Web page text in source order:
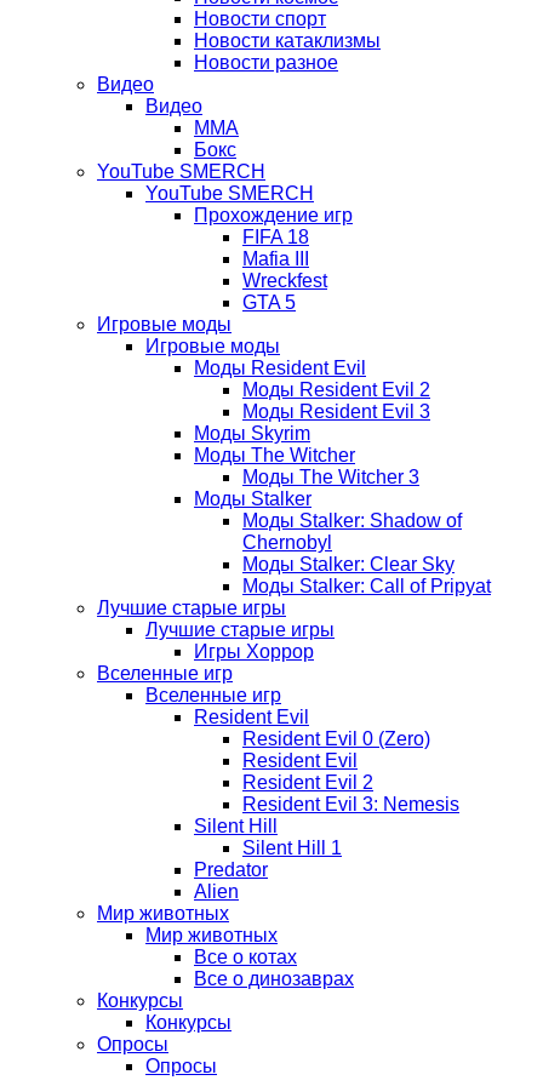
Новости спорт
Новости катаклизмы
Новости разное
Видео
Видео
ММА
Бокс
YouTube SMERCH
YouTube SMERCH
Прохождение игр
FIFA 18
Mafia III
Wreckfest
GTA 5
Игровые моды
Игровые моды
Моды Resident Evil
Моды Resident Evil 2
Моды Resident Evil 3
Моды Skyrim
Моды The Witcher
Моды The Witcher 3
Моды Stalker
Моды Stalker: Shadow of
Chernobyl
Моды Stalker: Clear Sky
Моды Stalker: Call of Pripyat
Лучшие старые игры
Лучшие старые игры
Игры Хоррор
Вселенные игр
Вселенные игр
Resident Evil
Resident Evil 0 (Zero)
Resident Evil
Resident Evil 2
Resident Evil 3: Nemesis
Silent Hill
Silent Hill 1
Predator
Alien
Мир животных
Мир животных
Все о котах
Все о динозаврах
Конкурсы
Конкурсы
Опросы
Опросы